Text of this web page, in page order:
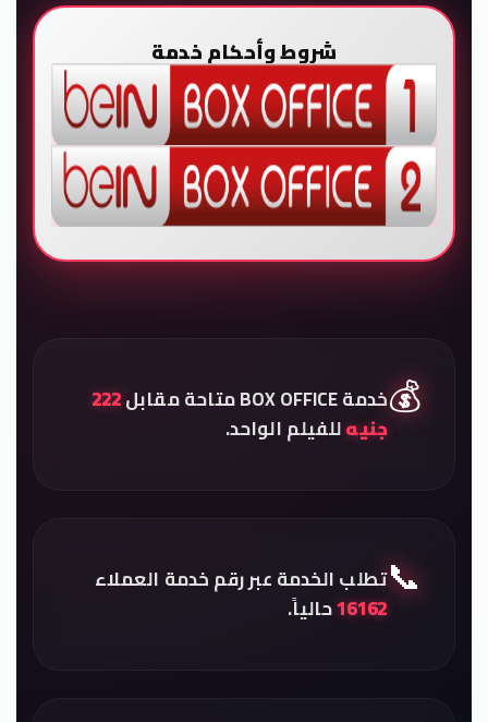
شروط وأحكام خدمة
💰خدمة BOX OFFICE متاحة مقابل
222
جنيهللفيلم الواحد.
📞تطلب الخدمة عبر رقم خدمة العملاء
16162حالياً.